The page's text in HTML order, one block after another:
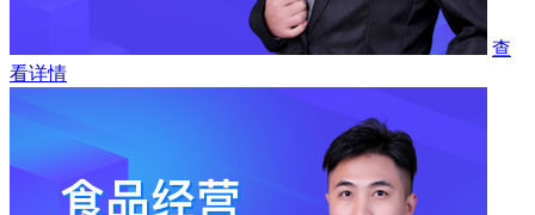
查
看详情